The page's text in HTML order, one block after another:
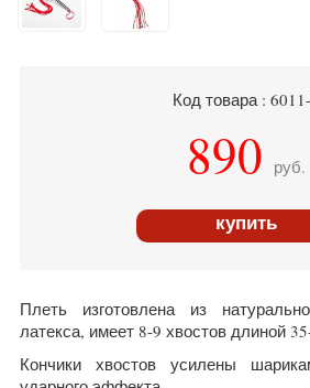
Код товара :
890 руб.
купить
Плеть изготовлена из
латекса, имеет 8-9 хвостов длиной
Кончики хвостов усилены